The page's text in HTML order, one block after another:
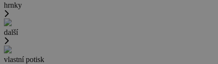
hrnky
další
vlastní potisk